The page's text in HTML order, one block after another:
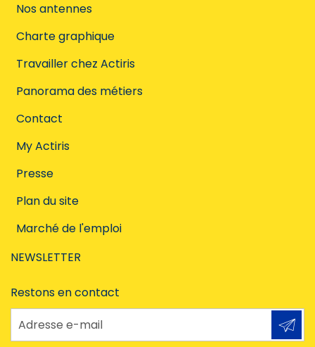
Nos antennes
Charte graphique
Travailler chez Actiris
Panorama des métiers
Contact
My Actiris
Presse
Plan du site
Marché de l'emploi
NEWSLETTER
Restons en contact
Adresse e-mail